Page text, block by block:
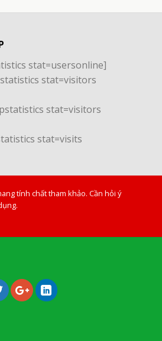
stat=usersonline]
stat=visitors
stat=visitors
stat=visits
tính chất tham khảo. Cần hỏi ý